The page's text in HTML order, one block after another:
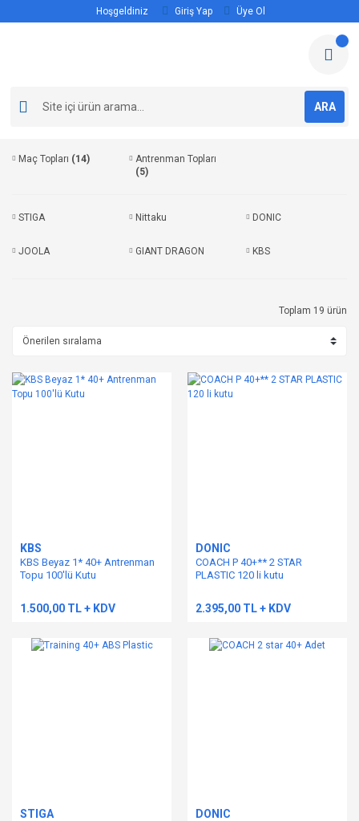
Hoşgeldiniz Giriş Yap Üye Ol
ARA
Maç Topları (14)
Antrenman Topları
(5)
STIGA Nittaku DONIC
JOOLA GIANT DRAGON KBS
Toplam 19 ürün
KBS
KBS Beyaz 1* 40+ Antrenman
Topu 100'lü Kutu
1.500,00 TL + KDV
DONIC
COACH P 40+** 2 STAR
PLASTIC 120 li kutu
2.395,00 TL + KDV
STIGA DONIC